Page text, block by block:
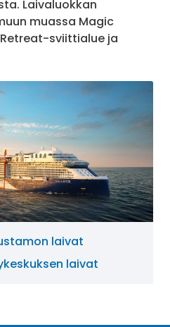
Laivaluokkan
muassa Magic
sviittialue ja
laivat
laivat